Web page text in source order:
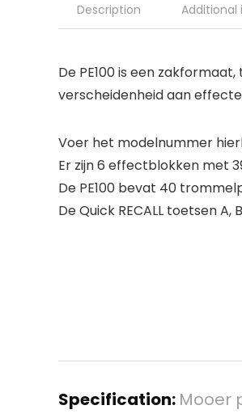
Description
De PE100 is een
verscheidenheid aan
Voer het modelnummer
Er zijn 6 effectblokken met
De PE100 bevat 40
De Quick RECALL toetsen
Specification: Mooer